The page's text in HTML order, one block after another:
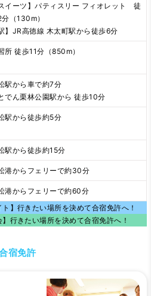
スイーツ】パティスリー フィオレット 徒
（130m）
駅】JR高徳線 木太町駅から徒歩6分
所 徒歩11分（850m）
駅から車で約7分
でん栗林公園駅から 徒歩10分
駅から徒歩約5分
駅から徒歩約15分
港からフェリーで約30分
港からフェリーで約60分
】行きたい場所を決めて合宿免許へ！
】行きたい場所を決めて合宿免許へ！
宿免許